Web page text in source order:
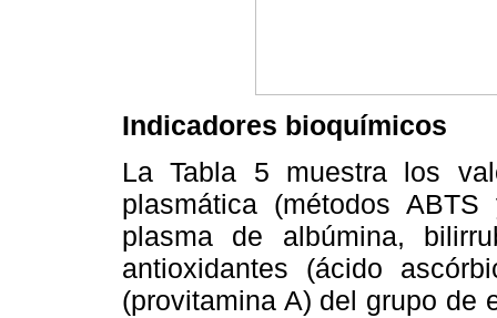
Indicadores bioquímicos
La Tabla 5 muestra los
plasmática (métodos
plasma de albúmina,
antioxidantes (ácido
(provitamina A) del grupo de